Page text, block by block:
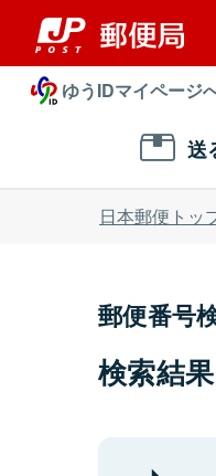
ゆうIDマイページ
送
日本郵便トッ
郵便番号
検索結果